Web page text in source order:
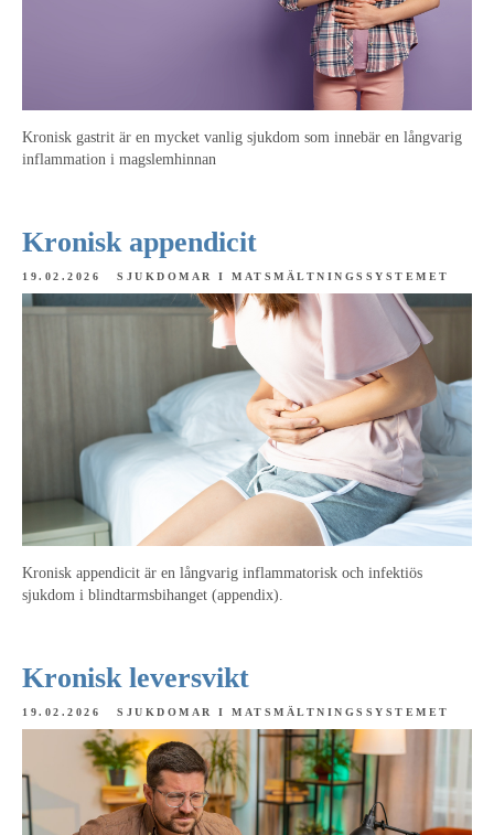
Kronisk gastrit är en mycket vanlig sjukdom som innebär en långvarig
inflammation i magslemhinnan
Kronisk appendicit
19.02.2026 SJUKDOMAR I MATSMÄLTNINGSSYSTEMET
Kronisk appendicit är en långvarig inflammatorisk och infektiös
sjukdom i blindtarmsbihanget (appendix).
Kronisk leversvikt
19.02.2026 SJUKDOMAR I MATSMÄLTNINGSSYSTEMET